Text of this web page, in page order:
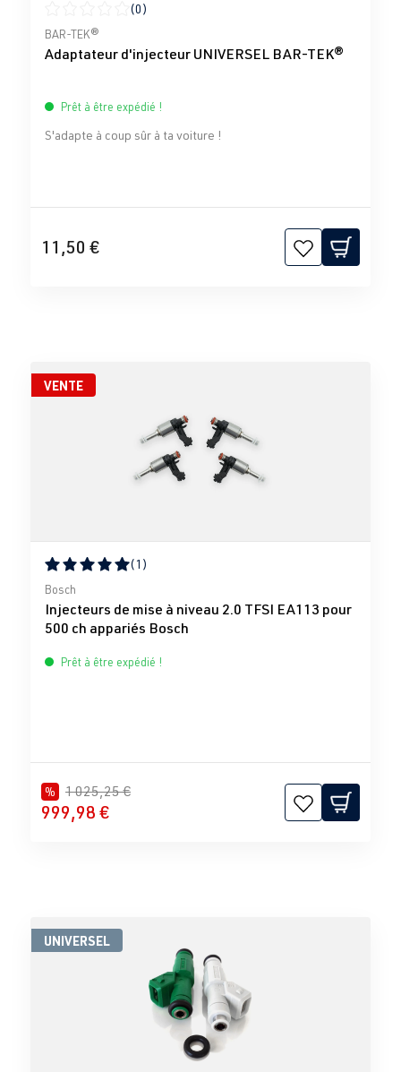
Note moyenne de 0 sur 5 étoiles
(0)
BAR-TEK®
Adaptateur d'injecteur UNIVERSEL BAR-TEK®
Prêt à être expédié !
S'adapte à coup sûr à ta voiture !
11,50 €
VENTE
Note moyenne de 5 sur 5 étoiles
(1)
Bosch
Injecteurs de mise à niveau 2.0 TFSI EA113 pour
500 ch appariés Bosch
Prêt à être expédié !
% 1 025,25 €
999,98 €
UNIVERSEL